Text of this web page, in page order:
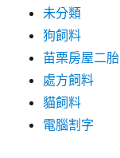
未分類
狗飼料
苗栗房屋二胎
處方飼料
貓飼料
電腦割字